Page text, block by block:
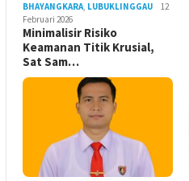
BHAYANGKARA, LUBUKLINGGAU
12
Februari 2026
Minimalisir Risiko
Keamanan Titik Krusial,
Sat Sam…